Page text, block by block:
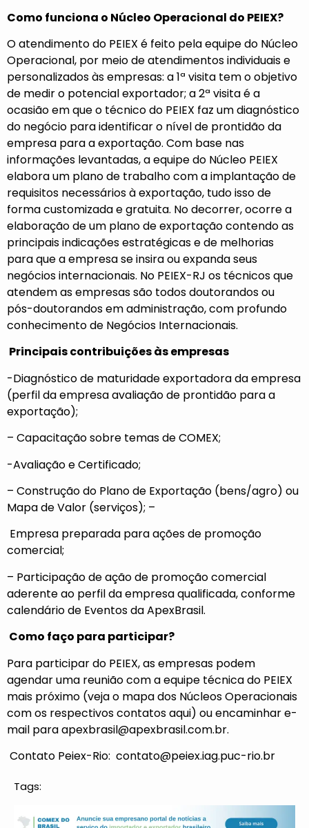
Como funciona o Núcleo Operacional do PEIEX?
O atendimento do PEIEX é feito pela equipe do Núcleo
Operacional, por meio de atendimentos individuais e
personalizados às empresas: a 1ª visita tem o objetivo
de medir o potencial exportador; a 2ª visita é a
ocasião em que o técnico do PEIEX faz um diagnóstico
do negócio para identificar o nível de prontidão da
empresa para a exportação. Com base nas
informações levantadas, a equipe do Núcleo PEIEX
elabora um plano de trabalho com a implantação de
requisitos necessários à exportação, tudo isso de
forma customizada e gratuita. No decorrer, ocorre a
elaboração de um plano de exportação contendo as
principais indicações estratégicas e de melhorias
para que a empresa se insira ou expanda seus
negócios internacionais. No PEIEX-RJ os técnicos que
atendem as empresas são todos doutorandos ou
pós-doutorandos em administração, com profundo
conhecimento de Negócios Internacionais.
Principais contribuições às empresas
-Diagnóstico de maturidade exportadora da empresa
(perfil da empresa avaliação de prontidão para a
exportação);
– Capacitação sobre temas de COMEX;
-Avaliação e Certificado;
– Construção do Plano de Exportação (bens/agro) ou
Mapa de Valor (serviços); –
Empresa preparada para ações de promoção
comercial;
– Participação de ação de promoção comercial
aderente ao perfil da empresa qualificada, conforme
calendário de Eventos da ApexBrasil.
Como faço para participar?
Para participar do PEIEX, as empresas podem
agendar uma reunião com a equipe técnica do PEIEX
mais próximo (veja o mapa dos Núcleos Operacionais
com os respectivos contatosaqui) ou encaminhar e-
mail paraapexbrasil@apexbrasil.com.br.
Contato Peiex-Rio: contato@peiex.iag.puc-rio.br
Tags: